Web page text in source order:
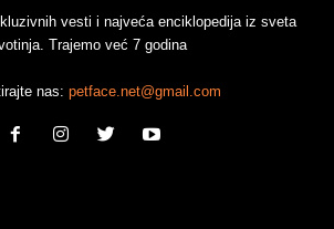
vesti i najveća enciklopedija iz sveta
Trajemo već 7 godina
nas: petface.net@gmail.com